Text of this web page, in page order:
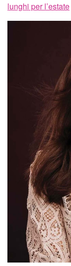
lunghi per l’estate